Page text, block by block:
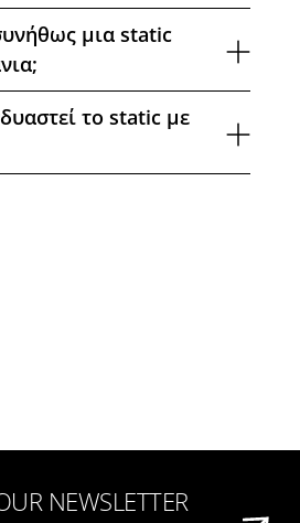
μια static
το static με
NEWSLETTER